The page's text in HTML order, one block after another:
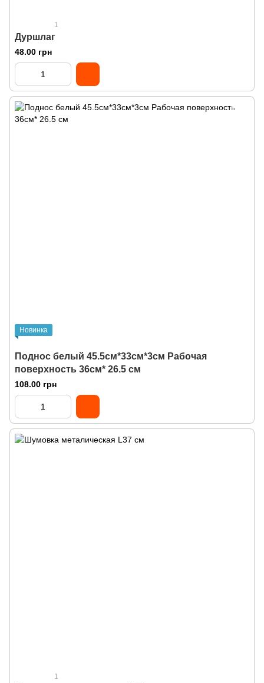
1
Дуршлаг
48.00 грн
Новинка
Поднос белый 45.5см*33см*3см Рабочая
поверхность 36см* 26.5 см
108.00 грн
1